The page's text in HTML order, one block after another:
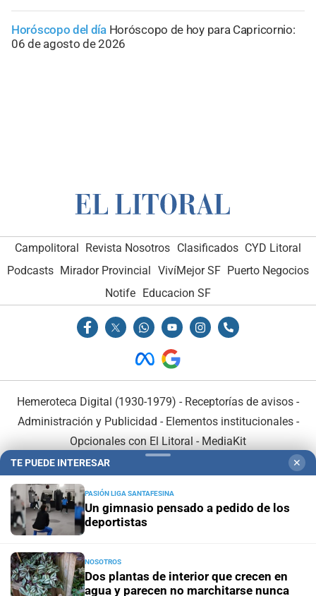
Horóscopo del día Horóscopo de hoy para Capricornio:
06 de agosto de 2026
Campolitoral Revista Nosotros Clasificados CYD Litoral
Podcasts Mirador Provincial VivíMejor SF Puerto Negocios
Notife Educacion SF
Hemeroteca Digital (1930-1979) - Receptorías de avisos -
Administración y Publicidad - Elementos institucionales-
Opcionales con El Litoral - MediaKit
En Asociación con:
TE PUEDE INTERESAR ✕
PASIÓN LIGA SANTAFESINA
Un gimnasio pensado a pedido de los
deportistas
NOSOTROS
Dos plantas de interior que crecen en
agua y parecen no marchitarse nunca